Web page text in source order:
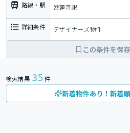
路線・駅 妙蓮寺駅
詳細条件 デザイナーズ物件
この条件を保
検索結果 35 件
新着物件あり！新着